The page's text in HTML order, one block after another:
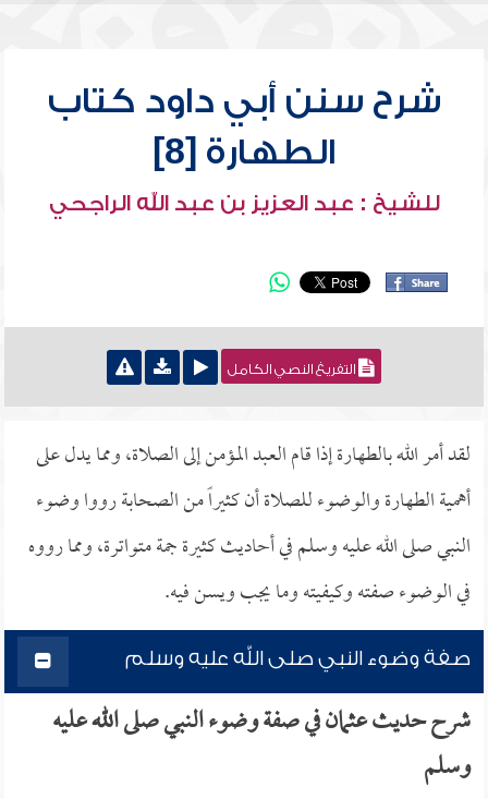
شرح سنن أبي داود كتاب
الطهارة [8]
للشيخ : عبد العزيز بن عبد الله الراجحي
التفريغ النصي الكامل
لقد أمر الله بالطهارة إذا قام العبد المؤمن إلى الصلاة، ومما يدل على
أهمية الطهارة والوضوء للصلاة أن كثيراً من الصحابة رووا وضوء
النبي صلى الله عليه وسلم في أحاديث كثيرة جمة متواترة، ومما رووه
في الوضوء صفته وكيفيته وما يجب ويسن فيه.
صفة وضوء النبي صلى الله عليه وسلم
شرح حديث عثمان في صفة وضوء النبي صلى الله عليه
وسلم